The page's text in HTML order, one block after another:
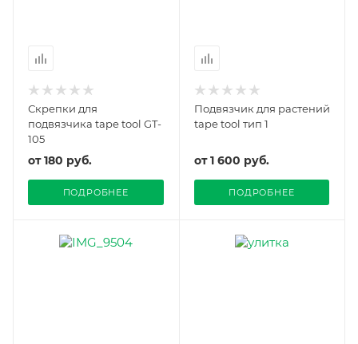
Скрепки для
подвязчика tape tool GT-
105
от180 руб.
ПОДРОБНЕЕ
Подвязчик для растений
tape tool тип 1
от1 600 руб.
ПОДРОБНЕЕ